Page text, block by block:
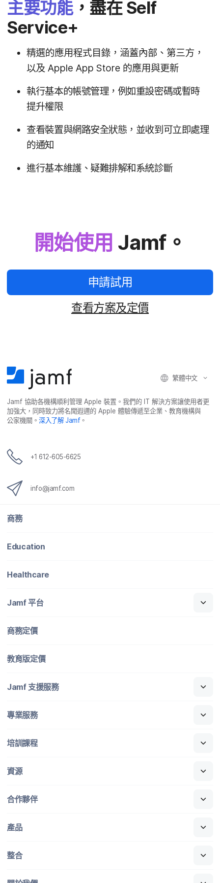
主要​功能，​盡​在Self
Service+
精選​的​應用​程式​目錄，​涵蓋​內部、​第三方，​
以及 Apple App Store 的​應用​與​更​新
執行​基本​的​帳號​管理，​例如​重​設​密碼​或​暫時​
提升​權​限
查​看​裝置​與​網路​安全​狀態，​並​收到​可​立即​處理​
的​通知
進行​基本​維護、​疑難​排解​和​系統​診斷
開始​使用 Jamf。
申請​試用
查​看​方案​及​定價
繁體​中文
Jamf協助​各​機構​順利​管理 Apple裝置。​我們​的 IT解決​方案​讓​使用​者​更​
加強​大，​同時​致力​將​名聞​遐邇​的 Apple體驗​傳遞​至​企業、​教育​機構​與​
公家​機關。深入​了​解Jamf。
+1 612-605-6625
info@jamf.com
商務
Education
Healthcare
Jamf平​台
商務定​價
教育版定​價
Jamf 支援​服務
專業​服務
培訓​課程
資源
合作​夥伴
產品
整合